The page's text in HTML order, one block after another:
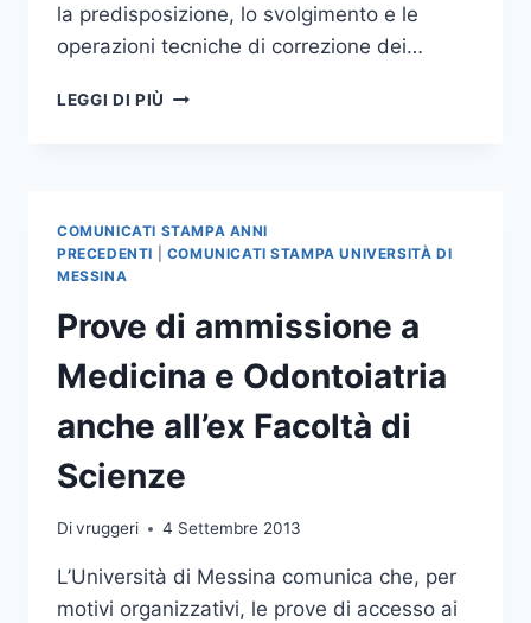
la predisposizione, lo svolgimento e le
operazioni tecniche di correzione dei…
LEGGI DI PIÙ PROVE
ANNULLAMENTO
COMUNICATI STAMPA ANNI
PRECEDENTI
COMUNICATI STAMPA UNIVERSITÀ DI
MESSINA
Prove di ammissione a
Medicina e Odontoiatria
anche all’ex Facoltà di
Scienze
Divruggeri 4 Settembre 2013
L’Università di Messina comunica che, per
motivi organizzativi, le prove di accesso ai